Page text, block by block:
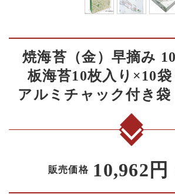
焼海苔（金）早摘み
板海苔10枚入り×10
アルミチャック付き袋
販売価格 10,962円